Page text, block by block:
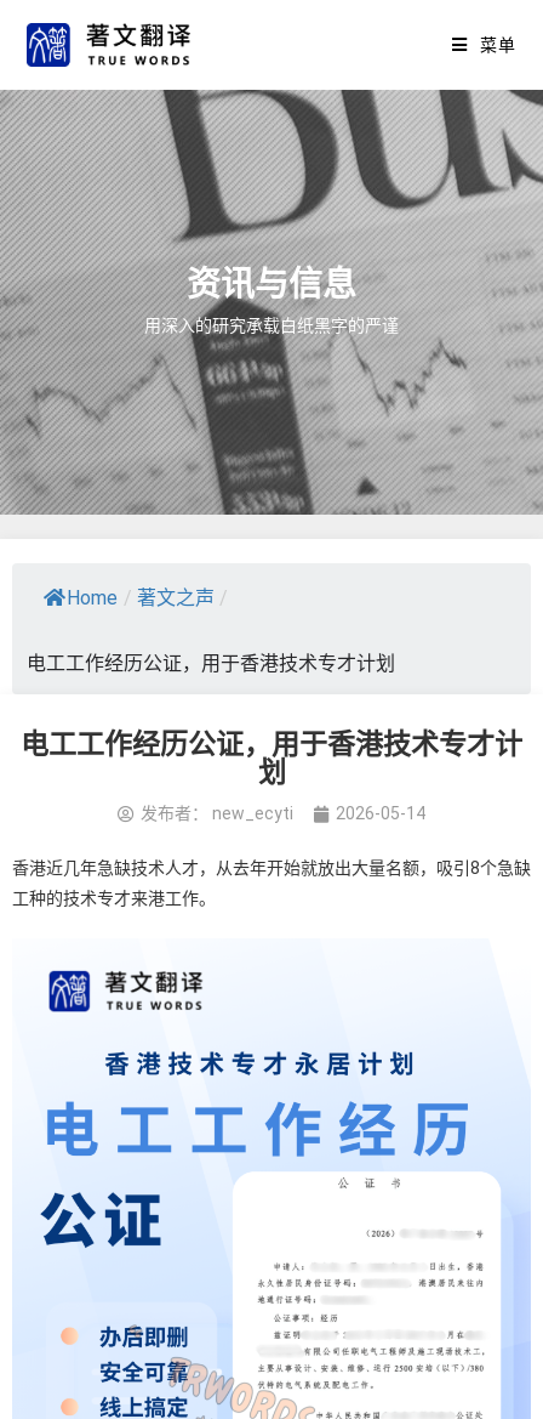
菜单
资讯与信息
用深入的研究承载白纸黑字的严谨
Home / 著文之声 /
电工工作经历公证，用于香港技术专才计划
电工工作经历公证，用于香港技术专才计
划
发布者： new_ecyti 2026-05-14
香港近几年急缺技术人才，从去年开始就放出大量名额，吸引8个急缺
工种的技术专才来港工作。